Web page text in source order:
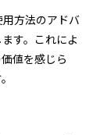
方法のアドバ
す。これによ
値を感じら